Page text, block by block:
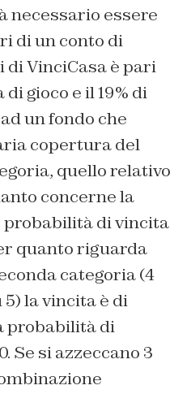
necessario essere
di un conto di
di VinciCasa è pari
gioco e il 19% di
un fondo che
copertura del
quello relativo
concerne la
di vincita
quanto riguarda
categoria (4
la vincita è di
probabilità di
Se si azzeccano 3